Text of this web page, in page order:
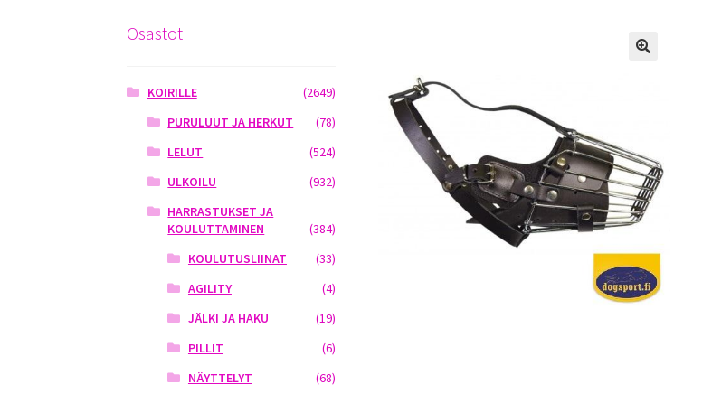
Osastot
KOIRILLE
(2649)
PURULUUT JA HERKUT
(78)
LELUT
(524)
ULKOILU
(932)
HARRASTUKSET JA
KOULUTTAMINEN
(384)
KOULUTUSLIINAT
(33)
AGILITY
(4)
JÄLKI JA HAKU
(19)
PILLIT
(6)
NÄYTTELYT
(68)